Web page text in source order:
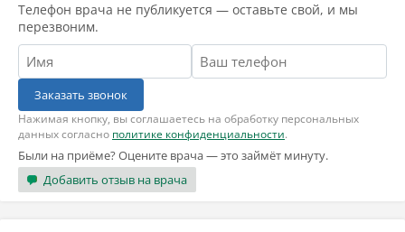
Телефон врача не публикуется — оставьте свой, и мы
перезвоним.
Заказать звонок
Нажимая кнопку, вы соглашаетесь на обработку персональных
данных согласно политике конфиденциальности.
Были на приёме? Оцените врача — это займёт минуту.
Добавить отзыв на врача